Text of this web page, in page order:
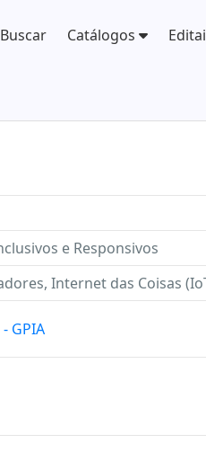
Buscar Catálogos
e Responsivos
Internet das Coisas
GPIA